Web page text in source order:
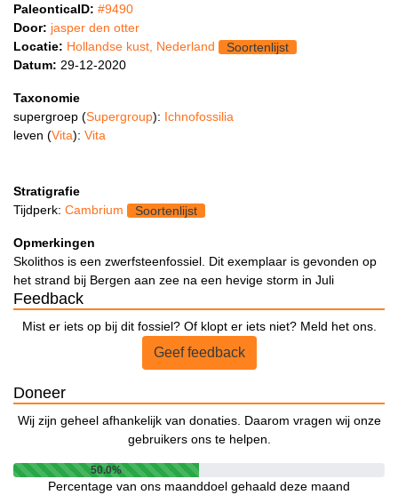
PaleonticaID: #9490
Door: jasper den otter
Locatie: Hollandse kust, Nederland
Soortenlijst
Datum: 29-12-2020
Taxonomie
supergroep (Supergroup): Ichnofossilia
leven (Vita): Vita
Stratigrafie
Tijdperk: Cambrium Soortenlijst
Opmerkingen
Skolithos is een zwerfsteenfossiel. Dit exemplaar is gevonden op
het strand bij Bergen aan zee na een hevige storm in Juli
Feedback
Mist er iets op bij dit fossiel? Of klopt er iets niet? Meld het ons.
Geef feedback
Doneer
Wij zijn geheel afhankelijk van donaties. Daarom vragen wij onze
gebruikers ons te helpen.
50.0%
Percentage van ons maanddoel gehaald deze maand